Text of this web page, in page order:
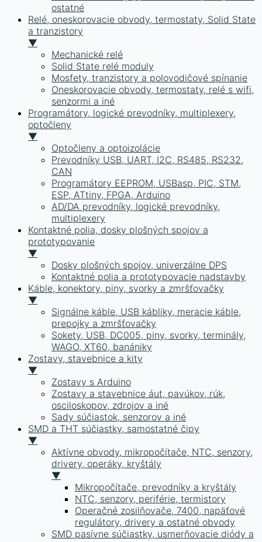
ostatné
Relé, oneskorovacie obvody, termostaty, Solid State
a tranzistory
▼
Mechanické relé
Solid State relé moduly
Mosfety, tranzistory a polovodičové spínanie
Oneskorovacie obvody, termostaty, relé s wifi,
senzormi a iné
Programátory, logické prevodníky, multiplexery,
optočleny
▼
Optočleny a optoizolácie
Prevodníky USB, UART, I2C, RS485, RS232,
CAN
Programátory EEPROM, USBasp, PIC, STM,
ESP, ATtiny, FPGA, Arduino
AD/DA prevodníky, logické prevodníky,
multiplexery
Kontaktné polia, dosky plošných spojov a
prototypovanie
▼
Dosky plošných spojov, univerzálne DPS
Kontaktné polia a prototypovacie nadstavby
Káble, konektory, piny, svorky a zmršťovačky
▼
Signálne káble, USB kábliky, meracie káble,
prepojky a zmršťovačky
Sokety, USB, DC005, piny, svorky, terminály,
WAGO, XT60, banániky
Zostavy, stavebnice a kity
▼
Zostavy s Arduino
Zostavy a stavebnice áut, pavúkov, rúk,
osciloskopov, zdrojov a iné
Sady súčiastok, senzorov a iné
SMD a THT súčiastky, samostatné čipy
▼
Aktívne obvody, mikropočítače, NTC, senzory,
drivery, operáky, kryštály
▼
Mikropočítače, prevodníky a kryštály
NTC, senzory, periférie, termistory
Operačné zosilňovače, 7400, napäťové
regulátory, drivery a ostatné obvody
SMD pasívne súčiastky, usmerňovacie diódy a